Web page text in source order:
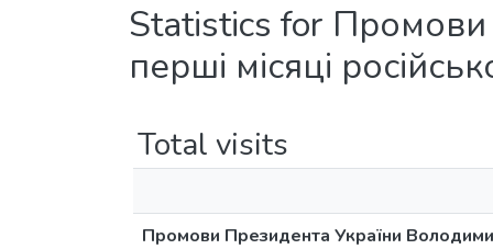
Statistics for
перші місяці
Total visits
Промови Президента України